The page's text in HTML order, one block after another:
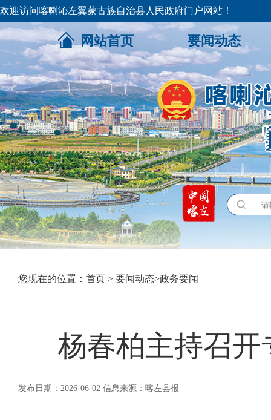
欢迎访问喀喇沁左翼蒙古族自治县人民政府门户网站！
网站首页 要闻动态
您现在的位置： 首页 > 要闻动态>政务要闻
杨春柏主持召
发布日期：2026-06-02 信息来源：喀左县报